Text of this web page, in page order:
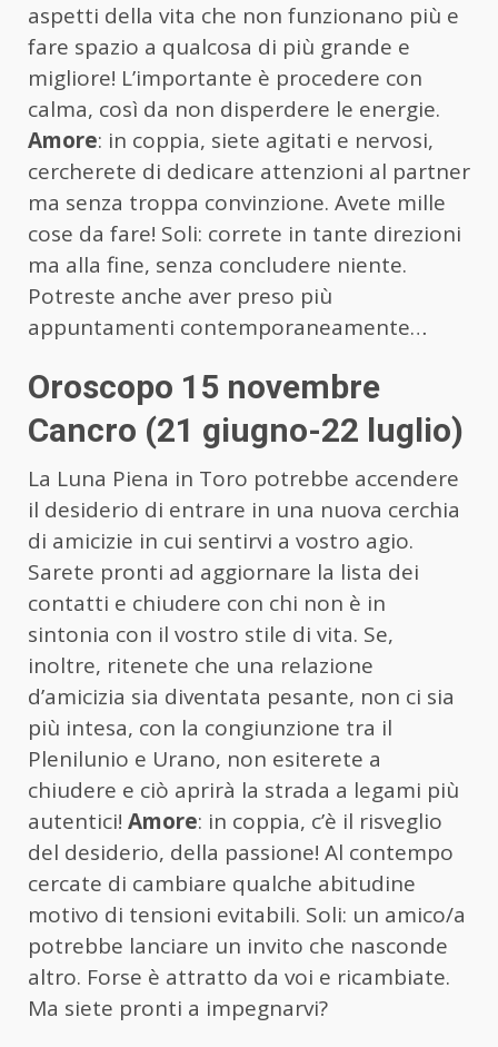
aspetti della vita che non funzionano più e
fare spazio a qualcosa di più grande e
migliore! L’importante è procedere con
calma, così da non disperdere le energie.
Amore: in coppia, siete agitati e nervosi,
cercherete di dedicare attenzioni al partner
ma senza troppa convinzione. Avete mille
cose da fare! Soli: correte in tante direzioni
ma alla fine, senza concludere niente.
Potreste anche aver preso più
appuntamenti contemporaneamente…
Oroscopo 15 novembre
Cancro (21 giugno-22 luglio)
La Luna Piena in Toro potrebbe accendere
il desiderio di entrare in una nuova cerchia
di amicizie in cui sentirvi a vostro agio.
Sarete pronti ad aggiornare la lista dei
contatti e chiudere con chi non è in
sintonia con il vostro stile di vita. Se,
inoltre, ritenete che una relazione
d’amicizia sia diventata pesante, non ci sia
più intesa, con la congiunzione tra il
Plenilunio e Urano, non esiterete a
chiudere e ciò aprirà la strada a legami più
autentici! Amore: in coppia, c’è il risveglio
del desiderio, della passione! Al contempo
cercate di cambiare qualche abitudine
motivo di tensioni evitabili. Soli: un amico/a
potrebbe lanciare un invito che nasconde
altro. Forse è attratto da voi e ricambiate.
Ma siete pronti a impegnarvi?